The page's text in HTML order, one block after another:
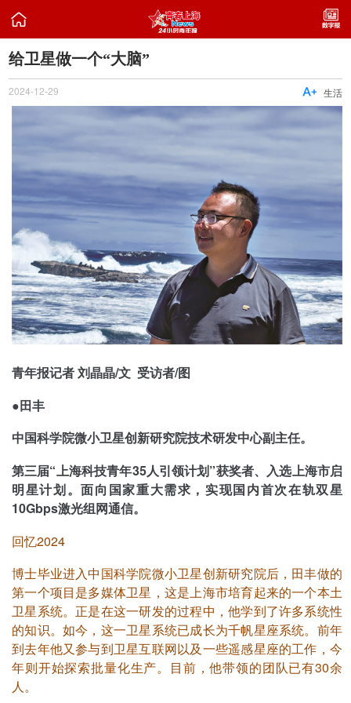

给卫星做一个“大脑”
2024-12-29 生活

青年报记者 刘晶晶/文 受访者/图
●田丰
中国科学院微小卫星创新研究院技术研发中心副主任。
第三届“上海科技青年35人引领计划”获奖者、入选上海市启
明星计划。面向国家重大需求，实现国内首次在轨双星
10Gbps激光组网通信。
回忆2024
博士毕业进入中国科学院微小卫星创新研究院后，田丰做的
第一个项目是多媒体卫星，这是上海市培育起来的一个本土
卫星系统。正是在这一研发的过程中，他学到了许多系统性
的知识。如今，这一卫星系统已成长为千帆星座系统。前年
到去年他又参与到卫星互联网以及一些遥感星座的工作，今
年则开始探索批量化生产。目前，他带领的团队已有30余
人。